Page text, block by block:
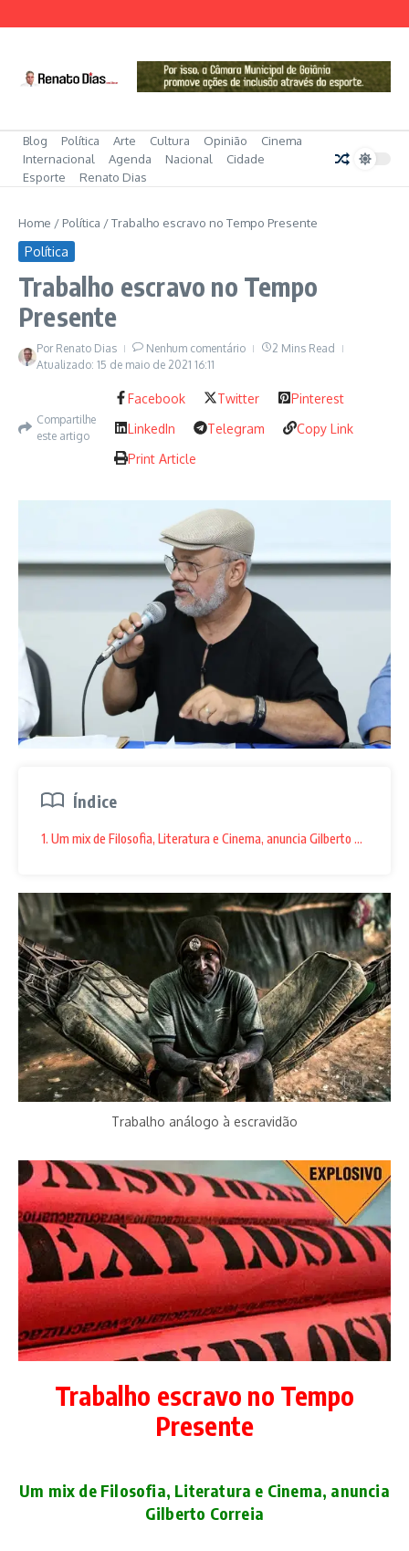
Blog Política Arte Cultura Opinião
Cinema
Internacional
Agenda Nacional
Cidade
Esporte
Renato Dias
Home / Política /Trabalho escravo no Tempo Presente
Política
Trabalho escravo no Tempo
Presente
Por Renato Dias Nenhum comentário
2 Mins Read
Atualizado: 15 de maio de 2021 16:11
Compartilhe
este artigo
Facebook Twitter
Pinterest
LinkedIn
Telegram
Copy Link
Print Article
Índice
1. Um mix de Filosofia, Literatura e Cinema, anuncia Gilberto Correia
Trabalho análogo à escravidão
Trabalho escravo no Tempo
Presente
Um mix de Filosofia, Literatura e Cinema, anuncia
Gilberto Correia